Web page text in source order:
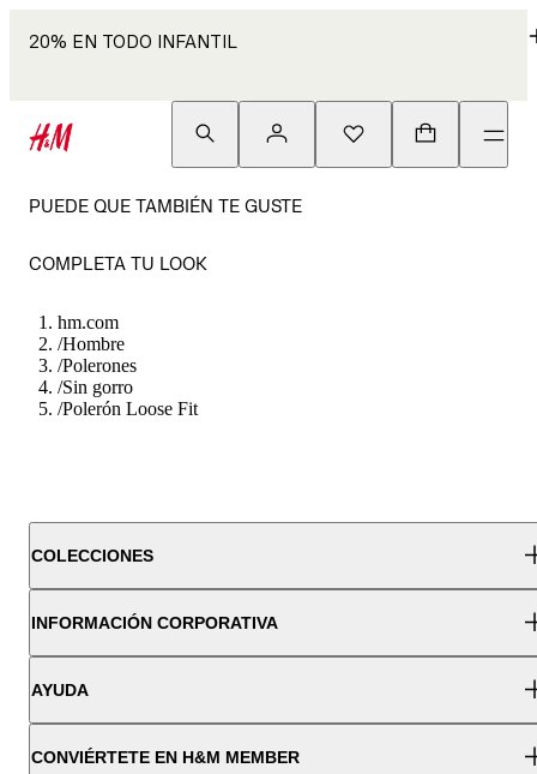
20% EN TODO INFANTIL
PUEDE QUE TAMBIÉN TE GUSTE
COMPLETA TU LOOK
hm.com
/Hombre
/Polerones
/Sin gorro
/Polerón Loose Fit
COLECCIONES
INFORMACIÓN CORPORATIVA
AYUDA
CONVIÉRTETE EN H&M MEMBER